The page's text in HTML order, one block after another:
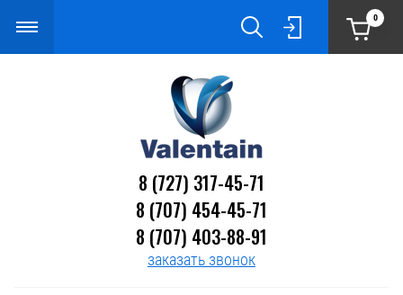
0
8 (727) 317-45-71
8 (707) 454-45-71
8 (707) 403-88-91
заказать звонок